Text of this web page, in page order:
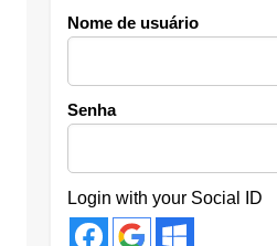
Nome de usuário
Senha
Login with your Social ID